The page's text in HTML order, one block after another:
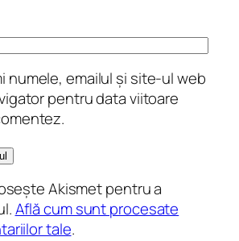
numele, emailul și site-ul web
pentru data viitoare
Akismet pentru a
Află cum sunt procesate
tale.